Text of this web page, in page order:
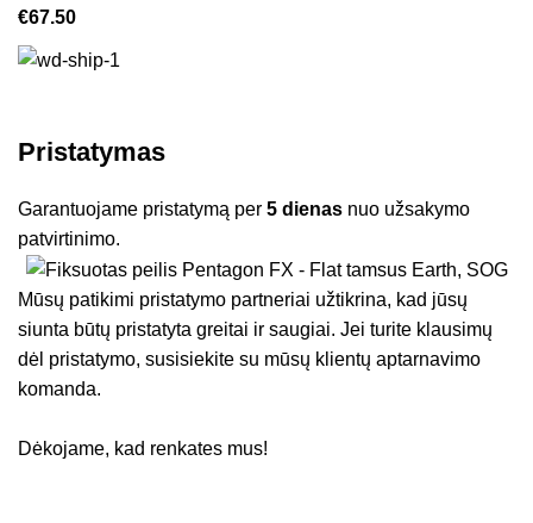
€67.50
Pristatymas
Garantuojame pristatymą per5 dienas nuo užsakymo
patvirtinimo.
Mūsų patikimi pristatymo partneriai užtikrina, kad jūsų
siunta būtų pristatyta greitai ir saugiai. Jei turite klausimų
dėl pristatymo, susisiekite su mūsų klientų aptarnavimo
komanda.
Dėkojame, kad renkates mus!